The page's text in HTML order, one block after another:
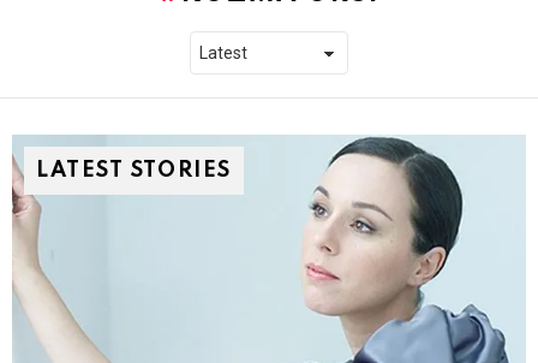
LATEST STORIES